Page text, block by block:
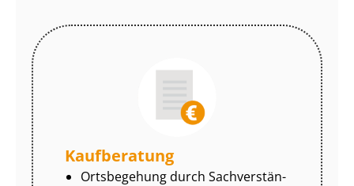
Kaufberatung
Ortsbegehung durch Sach­ver­stän­